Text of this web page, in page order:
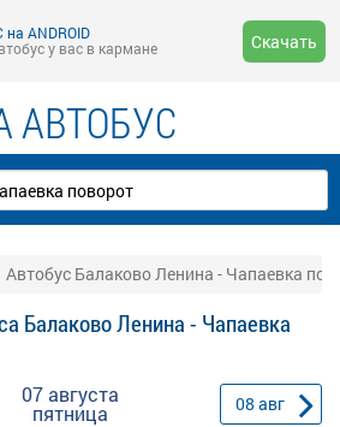
ANDROID
у вас в кармане
Скачать
АВТОБУС
Автобус Балаково Ленина - Чапаевка
Балаково Ленина - Чапаевка
07 августа
пятница 08 авг